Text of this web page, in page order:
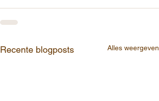
Recente blogposts Alles weergeven